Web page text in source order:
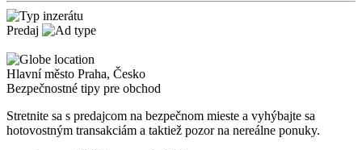
Predaj
Hlavní město Praha, Česko
Bezpečnostné tipy pre obchod
Stretnite sa s predajcom na bezpečnom mieste a vyhýbajte sa
hotovostným transakciám a taktiež pozor na nereálne ponuky.